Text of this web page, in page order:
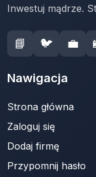
Inwestuj mądrze.
📘 🐦 💼
Nawigacja
Strona główna
Zaloguj się
Dodaj firmę
Przypomnij hasło